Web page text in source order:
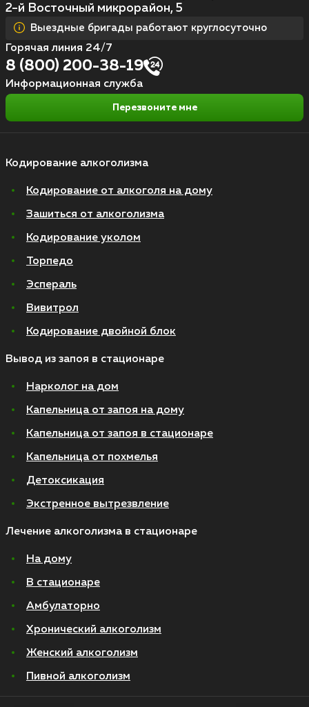
Кодирование алкоголизма
Кодирование от алкоголя на дому
Зашиться от алкоголизма
Кодирование уколом
Торпедо
Эспераль
Вивитрол
Кодирование двойной блок
Вывод из запоя в стационаре
Нарколог на дом
Капельница от запоя на дому
Капельница от запоя в стационаре
Капельница от похмелья
Детоксикация
Экстренное вытрезвление
Лечение алкоголизма в стационаре
На дому
В стационаре
Амбулаторно
Хронический алкоголизм
Женский алкоголизм
Пивной алкоголизм
2-й Восточный микрорайон, 5
Выездные бригады работают круглосуточно
Горячая линия 24/7
8 (800) 200-38-19
Информационная служба
Перезвоните мне